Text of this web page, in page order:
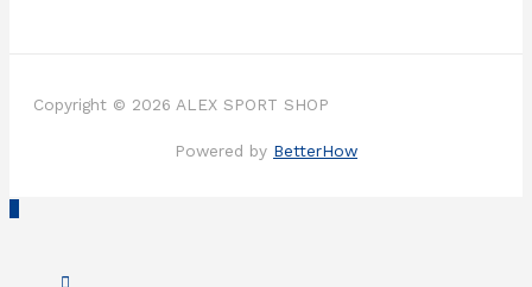
Copyright © 2026 ALEX SPORT SHOP
Powered by BetterHow
Scroll
to